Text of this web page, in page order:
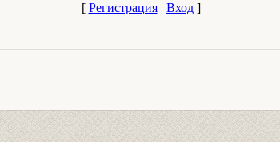
[ Регистрация| Вход]